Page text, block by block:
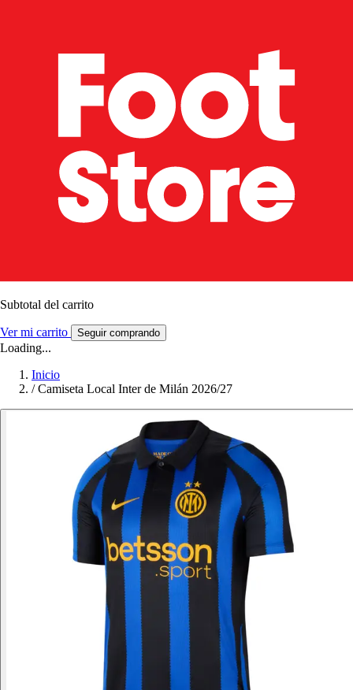
Subtotal del carrito
Ver mi carrito Seguir comprando
Loading...
Inicio
/ Camiseta Local Inter de Milán 2026/27